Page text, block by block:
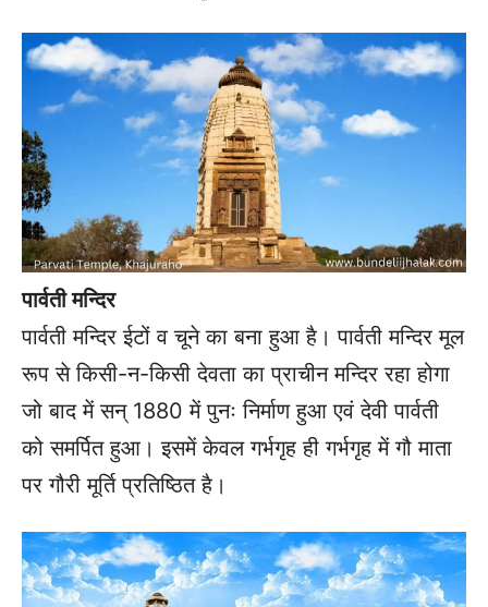
पार्वती मन्दिर
पार्वती मन्दिर ईटों व चूने का बना हुआ है। पार्वती मन्दिर मूल
रूप से किसी-न-किसी देवता का प्राचीन मन्दिर रहा होगा
जो बाद में सन् 1880 में पुनः निर्माण हुआ एवं देवी पार्वती
को समर्पित हुआ। इसमें केवल गर्भगृह ही गर्भगृह में गौ माता
पर गौरी मूर्ति प्रतिष्ठित है।